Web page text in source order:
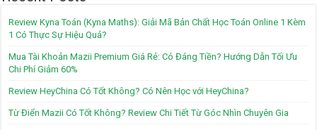
Review Kyna Toán (Kyna Maths): Giải Mã Bản Chất Học Toán Online 1 Kèm
1 Có Thực Sự Hiệu Quả?
Mua Tài Khoản Mazii Premium Giá Rẻ: Có Đáng Tiền? Hướng Dẫn Tối Ưu
Chi Phí Giảm 60%
Review HeyChina Có Tốt Không? Có Nên Học với HeyChina?
Từ Điển Mazii Có Tốt Không? Review Chi Tiết Từ Góc Nhìn Chuyên Gia